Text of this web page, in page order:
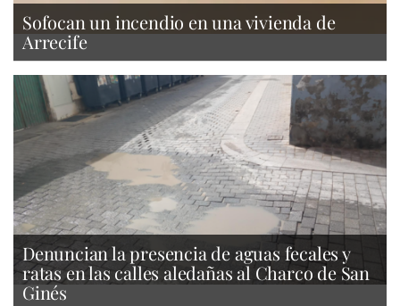
Sofocan un incendio en una vivienda de
Arrecife
Denuncian la presencia de aguas fecales y
ratas en las calles aledañas al Charco de San
Ginés